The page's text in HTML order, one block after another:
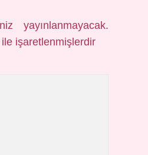
yayınlanmayacak.
ile işaretlenmişlerdir